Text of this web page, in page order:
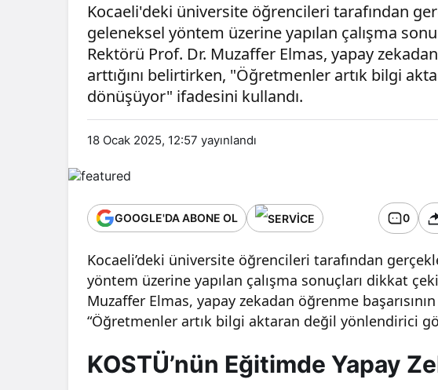
Kocaeli'deki üniversite öğrencileri tarafından
geleneksel yöntem üzerine yapılan çalışma
Rektörü Prof. Dr. Muzaffer Elmas, yapay zekadan
arttığını belirtirken, "Öğretmenler artık bilgi
dönüşüyor" ifadesini kullandı.
18 Ocak 2025, 12:57 yayınlandı
GOOGLE'DA ABONE OL 0
Kocaeli’deki üniversite öğrencileri tarafından
yöntem üzerine yapılan çalışma sonuçları dikkat
Muzaffer Elmas, yapay zekadan öğrenme
“Öğretmenler artık bilgi aktaran değil yönlendirici
KOSTÜ’nün Eğitimde Yapay